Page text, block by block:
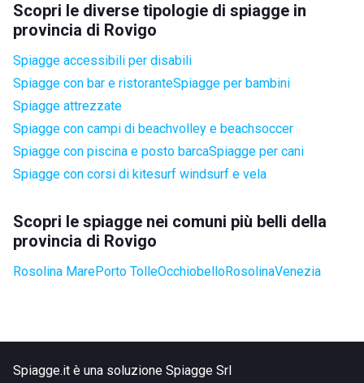
Scopri le diverse tipologie di spiagge in
provincia di Rovigo
Spiagge accessibili per disabili
Spiagge con bar e ristoranteSpiagge per bambini
Spiagge attrezzate
Spiagge con campi di beachvolley e beachsoccer
Spiagge con piscina e posto barcaSpiagge per cani
Spiagge con corsi di kitesurf windsurf e vela
Scopri le spiagge nei comuni più belli della
provincia di Rovigo
Rosolina MarePorto TolleOcchiobelloRosolinaVenezia
Spiagge.it è una soluzione Spiagge Srl